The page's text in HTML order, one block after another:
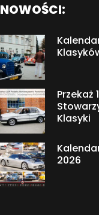
NOWOŚCI:
Przekaż
Klasyki
2026